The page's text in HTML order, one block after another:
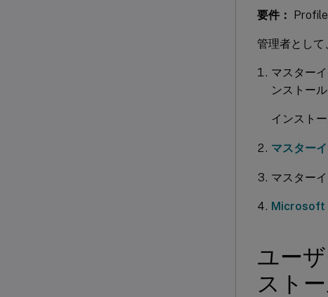
要件：
管理者として
マスター
ンストール
インスト
マスター
マスター
Microsoft
ユー
スト